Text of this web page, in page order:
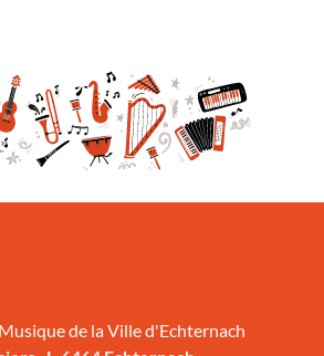
de la Ville d'Echternach